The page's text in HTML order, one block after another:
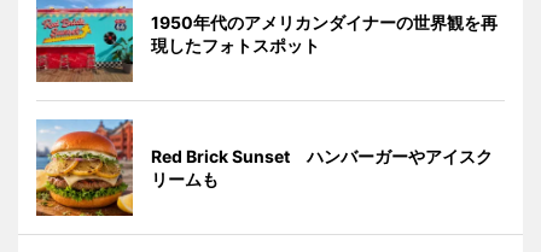
1950年代のアメリカンダイナーの世界観を再
現したフォトスポット
Red Brick Sunset ハンバーガーやアイスク
リームも